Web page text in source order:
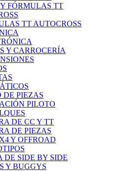
FÓRMULAS TT
TT AUTOCROSS
Y CARROCERÍA
DE PIEZAS
PILOTO
DE CC Y TT
DE PIEZAS
Y OFFROAD
DE SIDE BY SIDE
Y BUGGYS